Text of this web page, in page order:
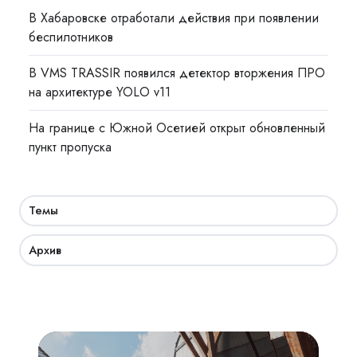
В Хабаровске отработали действия при появлении
беспилотников
В VMS TRASSIR появился детектор вторжения ПРО
на архитектуре YOLO v11
На границе с Южной Осетией открыт обновленный
пункт пропуска
Темы
Архив
Взрывозащита